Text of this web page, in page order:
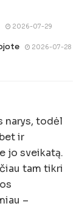
2026-07-29
2026-07-28
narys, todėl
ir
jo sveikatą.
tam tikri
–